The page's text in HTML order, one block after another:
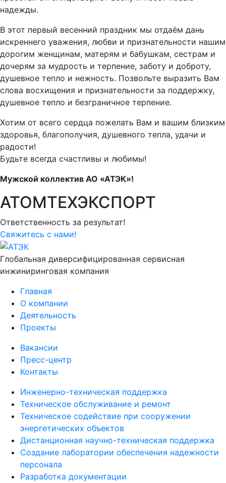
надежды.
В этот первый весенний праздник мы отдаём дань
искреннего уважения, любви и признательности нашим
дорогим женщинам, матерям и бабушкам, сестрам и
дочерям за мудрость и терпение, заботу и доброту,
душевное тепло и нежность. Позвольте выразить Вам
слова восхищения и признательности за поддержку,
душевное тепло и безграничное терпение.
Хотим от всего сердца пожелать Вам и вашим близким
здоровья, благополучия, душевного тепла, удачи и
радости!
Будьте всегда счастливы и любимы!
Мужской коллектив АО «АТЭК»!
АТОМТЕХЭКСПОРТ
Ответственность за результат!
Свяжитесь с нами!
Глобальная диверсифицированная сервисная
инжиниринговая компания
Главная
О компании
Деятельность
Проекты
Вакансии
Пресс-центр
Контакты
Инженерно-техническая поддержка
Техническое обслуживание и ремонт
Техническое содействие при сооружении
энергетических объектов
Дистанционная научно-техническая поддержка
Создание лаборатории обеспечения надежности
персонала
Разработка документации